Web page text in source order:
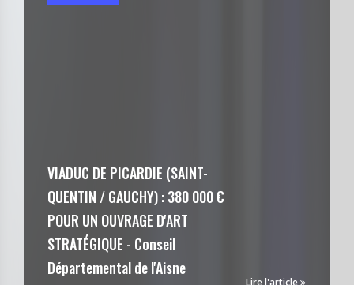
VIADUC DE PICARDIE (SAINT-
QUENTIN / GAUCHY) : 380 000 €
POUR UN OUVRAGE D'ART
STRATÉGIQUE - Conseil
Départemental de l'Aisne
Lire l'article